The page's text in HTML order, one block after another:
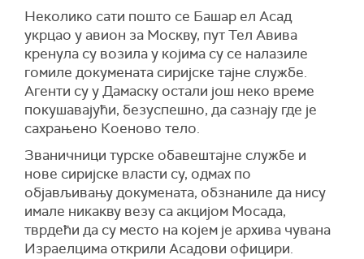
Неколико сати пошто се Башар ел Асад
укрцао у авион за Москву, пут Тел Авива
кренула су возила у којима су се налазиле
гомиле докумената сиријске тајне службе.
Агенти су у Дамаску остали још неко време
покушавајући, безуспешно, да сазнају где је
сахрањено Коеново тело.
Званичници турске обавештајне службе и
нове сиријске власти су, одмах по
објављивању докумената, обзнаниле да нису
имале никакву везу са акцијом Мосада,
тврдећи да су место на којем је архива чувана
Израелцима открили Асадови официри.